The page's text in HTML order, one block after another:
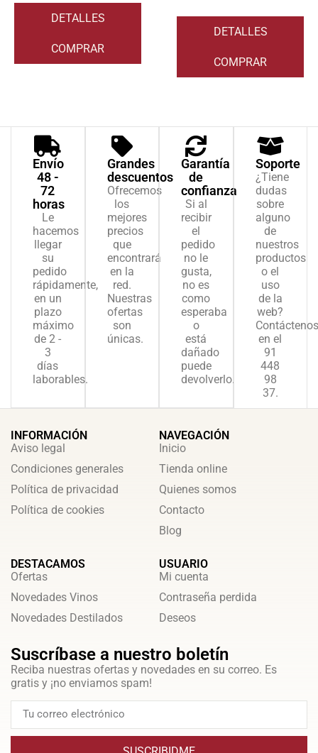
DETALLES
COMPRAR
DETALLES
COMPRAR
Envío
48 -
72
horas
Le
hacemos
llegar
su
pedido
rápidamente,
en un
plazo
máximo
de 2 -
3
días
laborables.
Grandes
descuentos
Ofrecemos
los
mejores
precios
que
encontrará
en la
red.
Nuestras
ofertas
son
únicas.
Garantía
de
confianza
Si al
recibir
el
pedido
no le
gusta,
no es
como
esperaba
o
está
dañado
puede
devolverlo.
Soporte
¿Tiene
dudas
sobre
alguno
de
nuestros
productos
o el
uso
de la
web?
Contáctenos
en el
91
448
98
37.
INFORMACIÓN
Aviso legal
Condiciones generales
Política de privacidad
Política de cookies
NAVEGACIÓN
Inicio
Tienda online
Quienes somos
Contacto
Blog
DESTACAMOS
Ofertas
Novedades Vinos
Novedades Destilados
USUARIO
Mi cuenta
Contraseña perdida
Deseos
Suscríbase a nuestro boletín
Reciba nuestras ofertas y novedades en su correo. Es
gratis y ¡no enviamos spam!